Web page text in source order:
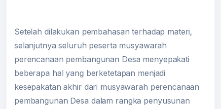
Setelah dilakukan pembahasan terhadap materi,
selanjutnya seluruh peserta musyawarah
perencanaan pembangunan Desa menyepakati
beberapa hal yang berketetapan menjadi
kesepakatan akhir dari musyawarah perencanaan
pembangunan Desa dalam rangka penyusunan